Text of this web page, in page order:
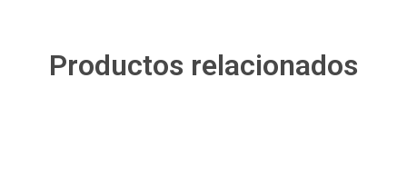
Productos relacionados